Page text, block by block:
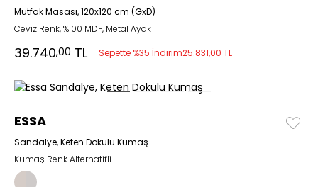
Mutfak Masası, 120x120 cm (GxD)
Ceviz Renk, %100 MDF, Metal Ayak
39.740,00 TL Sepette %35 İndirim25.831,00 TL
ESSA
Sandalye, Keten Dokulu Kumaş
Kumaş Renk Alternatifli